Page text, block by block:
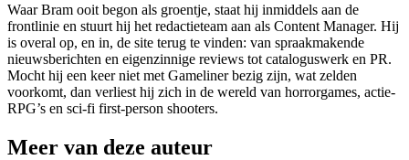
Waar Bram ooit begon als groentje, staat hij inmiddels aan de
frontlinie en stuurt hij het redactieteam aan als Content Manager. Hij
is overal op, en in, de site terug te vinden: van spraakmakende
nieuwsberichten en eigenzinnige reviews tot cataloguswerk en PR.
Mocht hij een keer niet met Gameliner bezig zijn, wat zelden
voorkomt, dan verliest hij zich in de wereld van horrorgames, actie-
RPG’s en sci-fi first-person shooters.
Meer van deze auteur